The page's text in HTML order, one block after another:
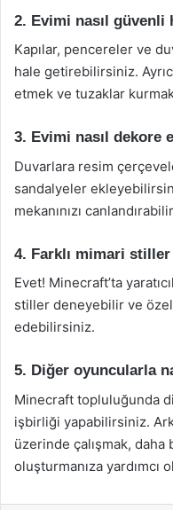
2. Evimi nasıl
Kapılar, pencereler ve
hale getirebilirsiniz.
etmek ve tuzaklar kurmak
3. Evimi nasıl dekore
Duvarlara resim
sandalyeler
mekanınızı
4. Farklı mimari
Evet! Minecraft’ta
stiller deneyebilir ve
edebilirsiniz.
5. Diğer oyuncularla
Minecraft topluluğunda
işbirliği yapabilirsiniz.
üzerinde çalışmak,
oluşturmanıza yardımcı